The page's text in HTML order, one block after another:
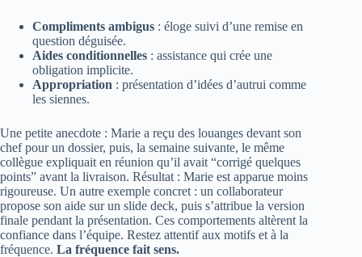
Compliments ambigus : éloge suivi d’une remise en
question déguisée.
Aides conditionnelles : assistance qui crée une
obligation implicite.
Appropriation : présentation d’idées d’autrui comme
les siennes.
Une petite anecdote : Marie a reçu des louanges devant son
chef pour un dossier, puis, la semaine suivante, le même
collègue expliquait en réunion qu’il avait “corrigé quelques
points” avant la livraison. Résultat : Marie est apparue moins
rigoureuse. Un autre exemple concret : un collaborateur
propose son aide sur un slide deck, puis s’attribue la version
finale pendant la présentation. Ces comportements altèrent la
confiance dans l’équipe. Restez attentif aux motifs et à la
fréquence. La fréquence fait sens.